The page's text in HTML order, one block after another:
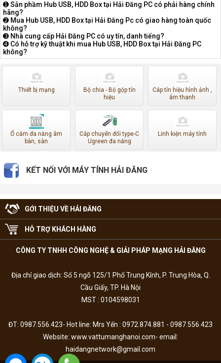
➊ Sản phầm Hub USB, HDD Box tại Hải Đăng PC có phải hàng chính
hãng?
➋ Mua Hub USB, HDD Box tại Hải Đăng Pc có giao hàng toàn quốc
không?
➌ Nhà cung cấp Hải Đăng PC có uy tín, danh tiếng?
➍ Có hỗ trợ kỹ thuật khi mua Hub USB, HDD Box tại Hải Đăng PC
không?
Thiết bị mạng
Bộ chia - Bộ gộp tín
hiệu
Cáp tín hiệu hình ảnh ,
âm thanh
Ổ cắm đa năng âm
bàn, sàn
Cáp chuyển đổi type-C
Ugreen đa năng
Linh kiện máy tính
KẾT NỐI VỚI MÁY TÍNH HẢI ĐĂNG
GỚI THIỆU VỀ HẢI ĐĂNG
HỖ TRỢ KHÁCH HÀNG
CÔNG TY TNHH CÔNG NGHỆ & GIẢI PHÁP MẠNG HẢI ĐĂNG
Địa chỉ giao dịch: Số 5 ngõ 125/1 Phố Trung Kính, P. Trung Hòa, Q.
Cầu Giấy, TP. Hà Nội
MST : 0104598031
ĐT: 0987.556.423- Hot line: Mrs Yến : 0972.874.881 - 0987.556.423
Website: www.vattumanghanoi.com- email:
haidangnetwork@gmail.com